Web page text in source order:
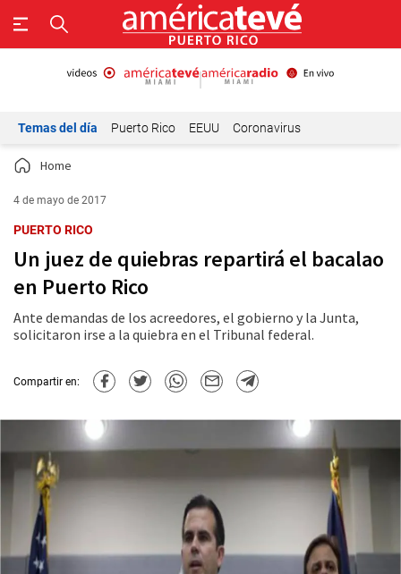
Temas del día Puerto Rico EEUU Coronavirus
Home
4 de mayo de 2017
PUERTO RICO
Un juez de quiebras repartirá el bacalao
en Puerto Rico
Ante demandas de los acreedores, el gobierno y la Junta,
solicitaron irse a la quiebra en el Tribunal federal.
Compartir en: